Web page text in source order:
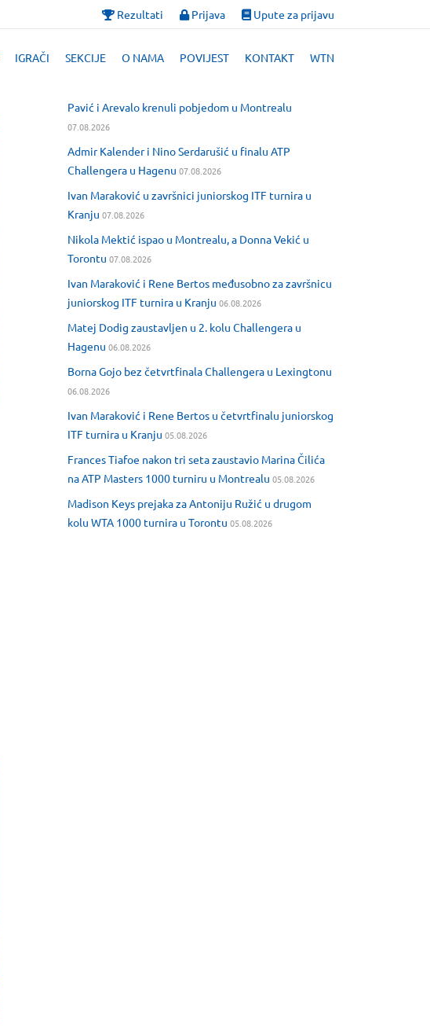
Rezultati Prijava Upute za prijavu
IGRAČI SEKCIJE O NAMA POVIJEST KONTAKT WTN
Pavić i Arevalo krenuli pobjedom u Montrealu
07.08.2026
Admir Kalender i Nino Serdarušić u finalu ATP
Challengera u Hagenu 07.08.2026
Ivan Maraković u završnici juniorskog ITF turnira u
Kranju 07.08.2026
Nikola Mektić ispao u Montrealu, a Donna Vekić u
Torontu 07.08.2026
Ivan Maraković i Rene Bertos međusobno za završnicu
juniorskog ITF turnira u Kranju 06.08.2026
Matej Dodig zaustavljen u 2. kolu Challengera u
Hagenu 06.08.2026
Borna Gojo bez četvrtfinala Challengera u Lexingtonu
06.08.2026
Ivan Maraković i Rene Bertos u četvrtfinalu juniorskog
ITF turnira u Kranju 05.08.2026
Frances Tiafoe nakon tri seta zaustavio Marina Čilića
na ATP Masters 1000 turniru u Montrealu 05.08.2026
Madison Keys prejaka za Antoniju Ružić u drugom
kolu WTA 1000 turnira u Torontu 05.08.2026